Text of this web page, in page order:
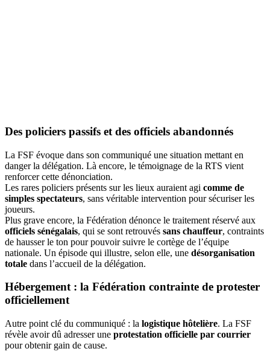
Des policiers passifs et des officiels abandonnés
La FSF évoque dans son communiqué une situation mettant en
danger la délégation. Là encore, le témoignage de la RTS vient
renforcer cette dénonciation.
Les rares policiers présents sur les lieux auraient agi comme de
simples spectateurs, sans véritable intervention pour sécuriser les
joueurs.
Plus grave encore, la Fédération dénonce le traitement réservé aux
officiels sénégalais, qui se sont retrouvés sans chauffeur, contraints
de hausser le ton pour pouvoir suivre le cortège de l’équipe
nationale. Un épisode qui illustre, selon elle, une désorganisation
totale dans l’accueil de la délégation.
Hébergement : la Fédération contrainte de protester
officiellement
Autre point clé du communiqué : la logistique hôtelière. La FSF
révèle avoir dû adresser une protestation officielle par courrier
pour obtenir gain de cause.